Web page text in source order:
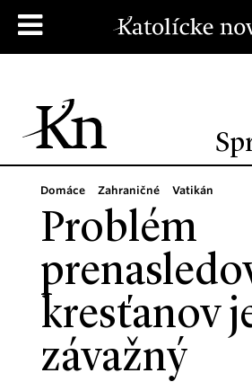
Domáce Zahraničné Vatikán
Problém
kresťanov
závažný